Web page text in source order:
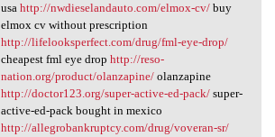
usa http://nwdieselandauto.com/elmox-cv/buy
elmox cv without prescription
http://lifelooksperfect.com/drug/fml-eye-drop/
cheapest fml eye drop http://reso-
nation.org/product/olanzapine/olanzapine
http://doctor123.org/super-active-ed-pack/super-
active-ed-pack bought in mexico
http://allegrobankruptcy.com/drug/voveran-sr/